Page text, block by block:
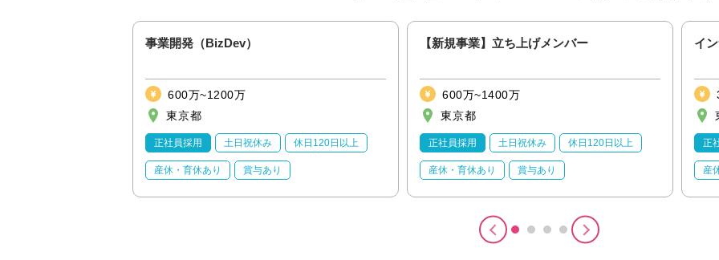
事業開発（BizDev）
600万~1200万
東京都
正社員採用 土日祝休み 休日120日以上
産休・育休あり 賞与あり
【新規事業】立ち上げメンバー
600万~1400万
東京都
正社員採用 土日祝休み 休日120日以上
産休・育休あり 賞与あり
イ
正
産